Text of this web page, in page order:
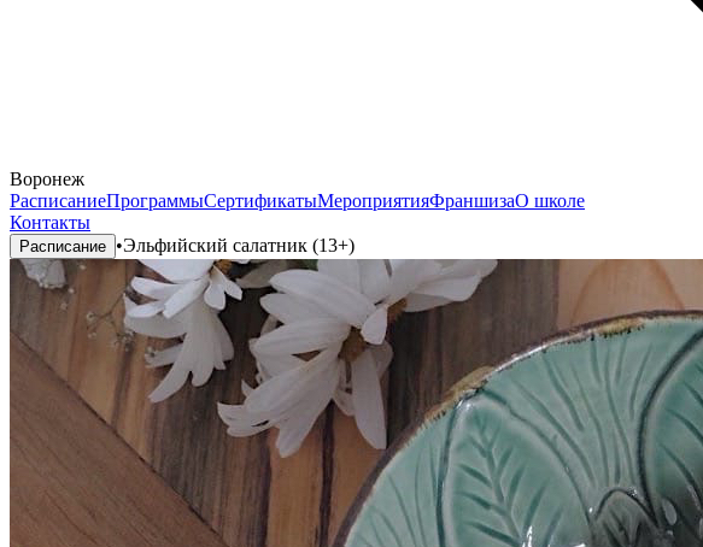
Воронеж
РасписаниеПрограммыСертификатыМероприятияФраншизаО школе
Контакты
Расписание •Эльфийский салатник (13+)